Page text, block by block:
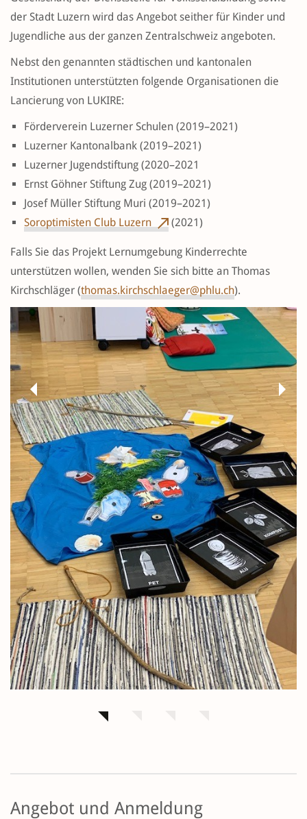
der Stadt Luzern wird das Angebot seither für Kinder und
Jugendliche aus der ganzen Zentralschweiz angeboten.
Nebst den genannten städtischen und kantonalen
Institutionen unterstützten folgende Organisationen die
Lancierung von LUKIRE:
Förderverein Luzerner Schulen (2019–2021)
Luzerner Kantonalbank (2019–2021)
Luzerner Jugendstiftung (2020–2021
Ernst Göhner Stiftung Zug (2019–2021)
Josef Müller Stiftung Muri (2019–2021)
Soroptimisten Club Luzern
(2021)
Falls Sie das Projekt Lernumgebung Kinderrechte
unterstützen wollen, wenden Sie sich bitte an Thomas
Kirchschläger (thomas.kirchschlaeger@phlu.ch).
Previous Next
Angebot und Anmeldung